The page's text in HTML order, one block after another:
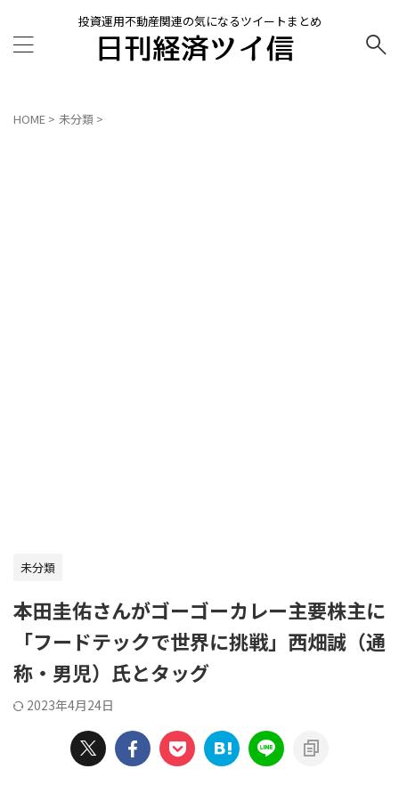
投資運用不動産関連の気になるツイートまとめ
HOME > 未分類 >
未分類
本田圭佑さんがゴーゴーカレー主要株主に
「フードテックで世界に挑戦」西畑誠（通
称・男児）氏とタッグ
2023年4月24日